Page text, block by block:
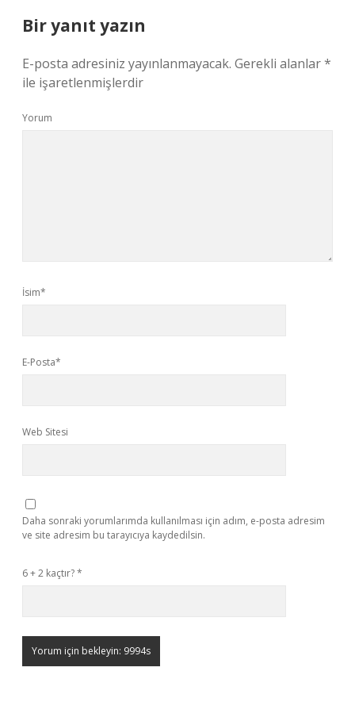
Bir yanıt yazın
E-posta adresiniz yayınlanmayacak. Gerekli alanlar*
ile işaretlenmişlerdir
Yorum
İsim*
E-Posta*
Web Sitesi
Daha sonraki yorumlarımda kullanılması için adım, e-posta adresim
ve site adresim bu tarayıcıya kaydedilsin.
6 + 2 kaçtır?*